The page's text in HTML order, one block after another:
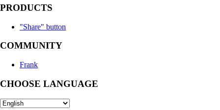
PRODUCTS
"Share" button
COMMUNITY
Frank
CHOOSE LANGUAGE